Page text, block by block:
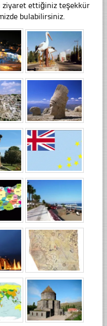
ziyaret ettiğiniz teşekkür
bulabilirsiniz.